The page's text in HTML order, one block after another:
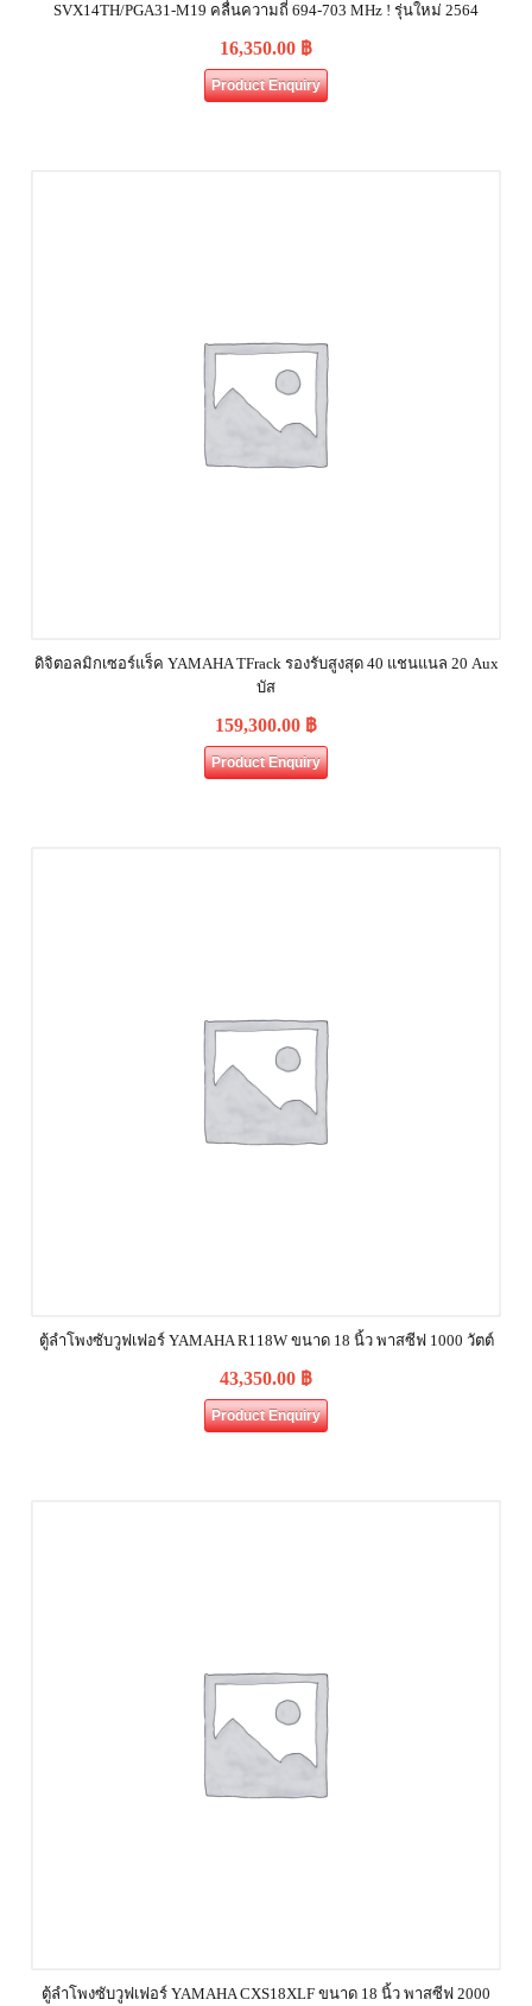
SVX14TH/PGA31-M19 คลื่นความถี่ 694-703 MHz ! รุ่นใหม่ 2564
16,350.00 ฿
Product Enquiry
ดิจิตอลมิกเซอร์แร็ค YAMAHA TFrack รองรับสูงสุด 40 แชนแนล 20 Aux
บัส
159,300.00 ฿
Product Enquiry
ตู้ลำโพงซับวูฟเฟอร์ YAMAHA R118W ขนาด 18 นิ้ว พาสซีฟ 1000 วัตต์
43,350.00 ฿
Product Enquiry
ตู้ลำโพงซับวูฟเฟอร์ YAMAHA CXS18XLF ขนาด 18 นิ้ว พาสซีฟ 2000